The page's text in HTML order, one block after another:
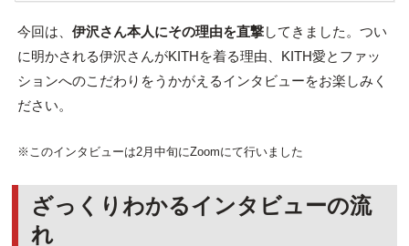
今回は、 伊沢さん本人にその理由を直撃してきました。つい
に明かされる伊沢さんがKITHを着る理由、KITH愛とファッ
ションへのこだわりをうかがえるインタビューをお楽しみく
ださい。
※このインタビューは2月中旬にZoomにて行いました
ざっくりわかるインタビューの流
れ